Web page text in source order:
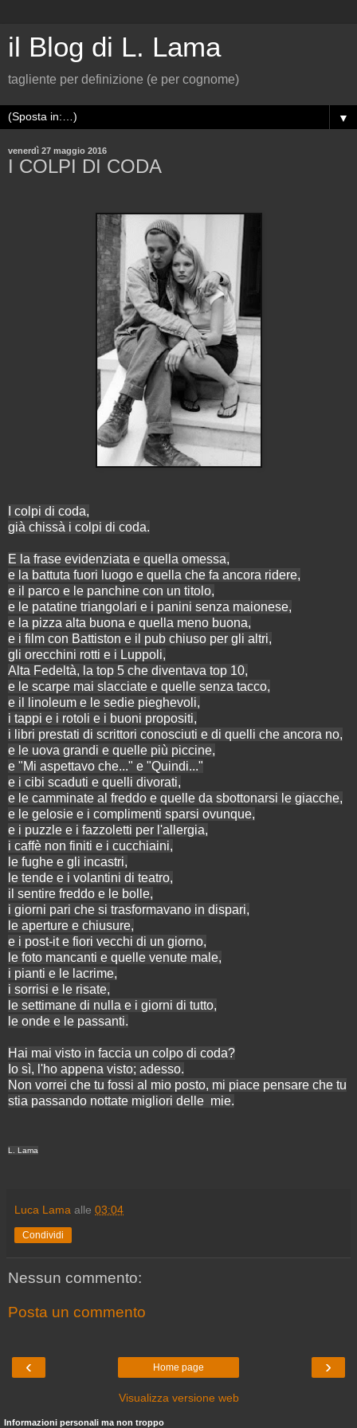
il Blog di L. Lama
tagliente per definizione (e per cognome)
▼
venerdì 27 maggio 2016
I COLPI DI CODA
I colpi di coda,
già chissà i colpi di coda.
E la frase evidenziata e quella omessa,
e la battuta fuori luogo e quella che fa ancora ridere,
e il parco e le panchine con un titolo,
e le patatine triangolari e i panini senza maionese,
e la pizza alta buona e quella meno buona,
e i film con Battiston e il pub chiuso per gli altri,
gli orecchini rotti e i Luppoli,
Alta Fedeltà, la top 5 che diventava top 10,
e le scarpe mai slacciate e quelle senza tacco,
e il linoleum e le sedie pieghevoli,
i tappi e i rotoli e i buoni propositi,
i libri prestati di scrittori conosciuti e di quelli che ancora no,
e le uova grandi e quelle più piccine,
e "Mi aspettavo che..." e "Quindi..."
e i cibi scaduti e quelli divorati,
e le camminate al freddo e quelle da sbottonarsi le giacche,
e le gelosie e i complimenti sparsi ovunque,
e i puzzle e i fazzoletti per l'allergia,
i caffè non finiti e i cucchiaini,
le fughe e gli incastri,
le tende e i volantini di teatro,
il sentire freddo e le bolle,
i giorni pari che si trasformavano in dispari,
le aperture e chiusure,
e i post-it e fiori vecchi di un giorno,
le foto mancanti e quelle venute male,
i pianti e le lacrime,
i sorrisi e le risate,
le settimane di nulla e i giorni di tutto,
le onde e le passanti.
Hai mai visto in faccia un colpo di coda?
Io sì, l'ho appena visto; adesso.
Non vorrei che tu fossi al mio posto, mi piace pensare che tu
stia passando nottate migliori delle mie.
L. Lama
Luca Lama alle 03:04
Condividi
Nessun commento:
Posta un commento
‹ ›
Home page
Visualizza versione web
Informazioni personali ma non troppo